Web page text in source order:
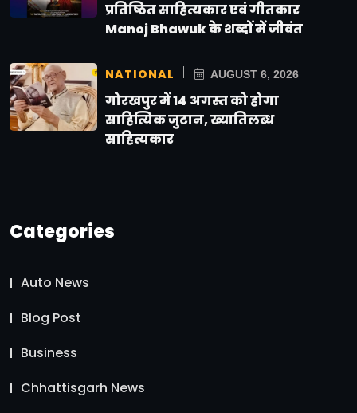
प्रतिष्ठित साहित्यकार एवं गीतकार
Manoj Bhawuk के शब्दों में जीवंत
NATIONAL AUGUST 6, 2026
गोरखपुर में 14 अगस्त को होगा
साहित्यिक जुटान, ख्यातिलब्ध
साहित्यकार
Categories
Auto News
Blog Post
Business
Chhattisgarh News